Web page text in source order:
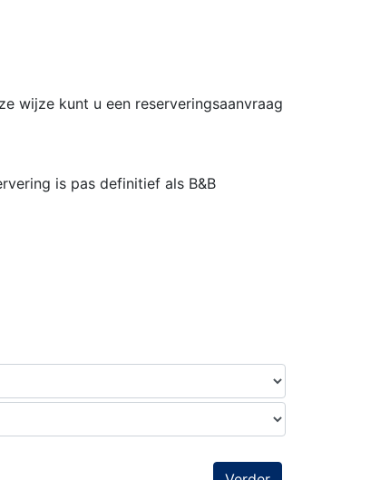
wijze kunt u een reserveringsaanvraag
is pas definitief als B&B